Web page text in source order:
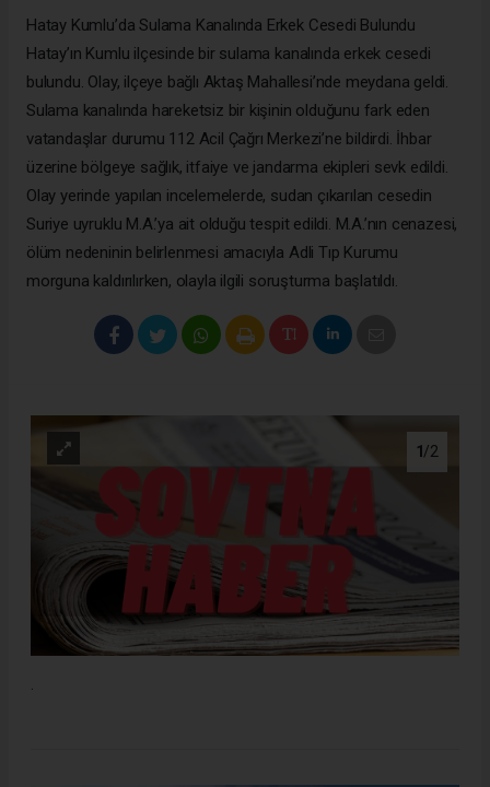
Hatay Kumlu’da Sulama Kanalında Erkek Cesedi Bulundu
Hatay’ın Kumlu ilçesinde bir sulama kanalında erkek cesedi
bulundu. Olay, ilçeye bağlı Aktaş Mahallesi’nde meydana geldi.
Sulama kanalında hareketsiz bir kişinin olduğunu fark eden
vatandaşlar durumu 112 Acil Çağrı Merkezi’ne bildirdi. İhbar
üzerine bölgeye sağlık, itfaiye ve jandarma ekipleri sevk edildi.
Olay yerinde yapılan incelemelerde, sudan çıkarılan cesedin
Suriye uyruklu M.A.’ya ait olduğu tespit edildi. M.A.’nın cenazesi,
ölüm nedeninin belirlenmesi amacıyla Adli Tıp Kurumu
morguna kaldırılırken, olayla ilgili soruşturma başlatıldı.
1 /2
.